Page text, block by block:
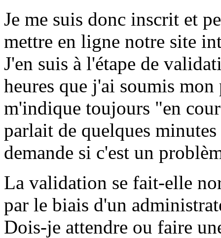
Je me suis donc inscrit et
mettre en ligne notre site
J'en suis à l'étape de
heures que j'ai soumis
m'indique toujours "en
parlait de quelques
demande si c'est un
La validation se fait-elle
par le biais d'un
Dois-je attendre ou faire